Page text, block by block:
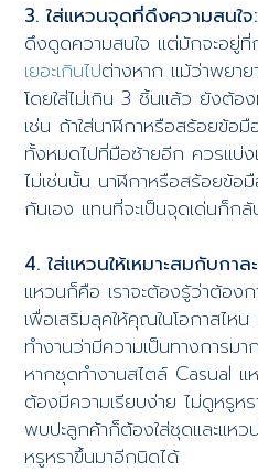
3. ใส่แหวนจุดที่ดึงความสนใจ:
ดึงดูดความสนใจ แต่มักจะอยู่
เยอะเกินไปต่างหาก แม้ว่าพยา
โดยใส่ไม่เกิน 3 ชิ้นแล้ว ยังต้อ
เช่น ถ้าใส่นาฬิกาหรือสร้อยข้อ
ทั้งหมดไปที่มือซ้ายอีก ควรแบ่ง
ไม่เช่นนั้น นาฬิกาหรือสร้อยข้
กันเอง แทนที่จะเป็นจุดเด่นก็กลั
4. ใส่แหวนให้เหมาะสมกับกาล
แหวนก็คือ เราจะต้องรู้ว่าต้องก
เพื่อเสริมลุคให้คุณในโอกาสไ
ทำงานว่ามีความเป็นทางการม
หากชุดทำงานสไตล์ Casual แ
ต้องมีความเรียบง่าย ไม่ดูหรูหร
พบปะลูกค้าก็ต้องใส่ชุดและแหว
หรูหราขึ้นมาอีกนิดได้